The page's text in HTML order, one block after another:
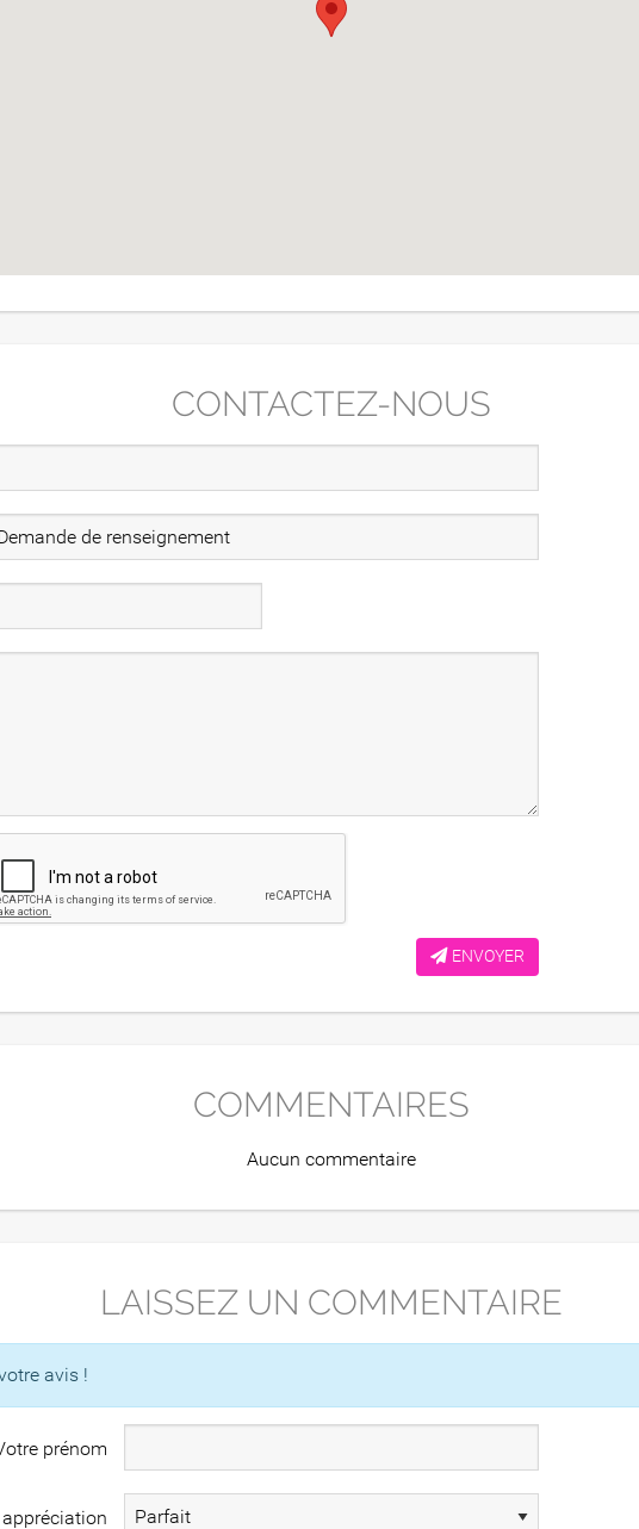
CONTACTEZ-NOUS
ENVOYER
COMMENTAIRES
Aucun commentaire
LAISSEZ UN COMMENTAIRE
avis !
prénom